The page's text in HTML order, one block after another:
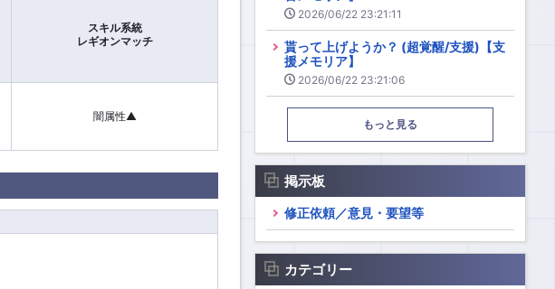
スキル系統
レギオンマッチ
闇属性▲
2026/06/22 23:21:11
貰って上げようか？ (超覚醒/支援)【支
援メモリア】
2026/06/22 23:21:06
もっと見る
掲示板
修正依頼／意見・要望等
カテゴリー